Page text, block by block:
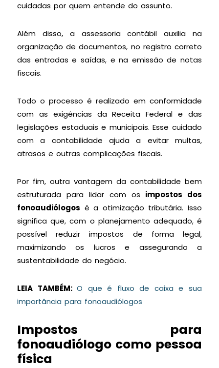
cuidadas por quem entende do assunto.
Além disso, a assessoria contábil auxilia na
organização de documentos, no registro correto
das entradas e saídas, e na emissão de notas
fiscais.
Todo o processo é realizado em conformidade
com as exigências da Receita Federal e das
legislações estaduais e municipais. Esse cuidado
com a contabilidade ajuda a evitar multas,
atrasos e outras complicações fiscais.
Por fim, outra vantagem da contabilidade bem
estruturada para lidar com os impostos dos
fonoaudiólogos é a otimização tributária. Isso
significa que, com o planejamento adequado, é
possível reduzir impostos de forma legal,
maximizando os lucros e assegurando a
sustentabilidade do negócio.
LEIA TAMBÉM:O que é fluxo de caixa e sua
importância para fonoaudiólogos
Impostos para
fonoaudiólogo como pessoa
física